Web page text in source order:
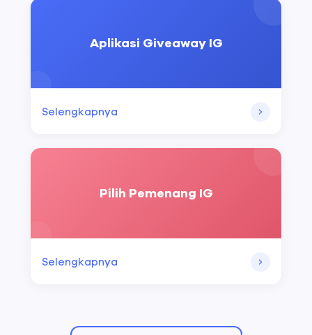
Aplikasi Giveaway IG
Selengkapnya
Pilih Pemenang IG
Selengkapnya